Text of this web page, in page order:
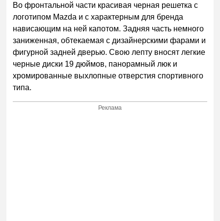
Во фронтальной части красивая черная решетка с
логотипом Mazda и с характерным для бренда
нависающим на ней капотом. Задняя часть немного
заниженная, обтекаемая с дизайнерскими фарами и
фигурной задней дверью. Свою лепту вносят легкие
черные диски 19 дюймов, панорамный люк и
хромированные выхлопные отверстия спортивного
типа.
Реклама